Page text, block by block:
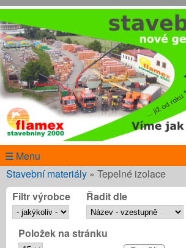
Přejít k hlavnímu obsahu
www.flamex.cz
☰ Menu
Jste zde
Stavební materiály » Tepelné izolace
Filtr výrobce
Řadit dle
Položek na stránku